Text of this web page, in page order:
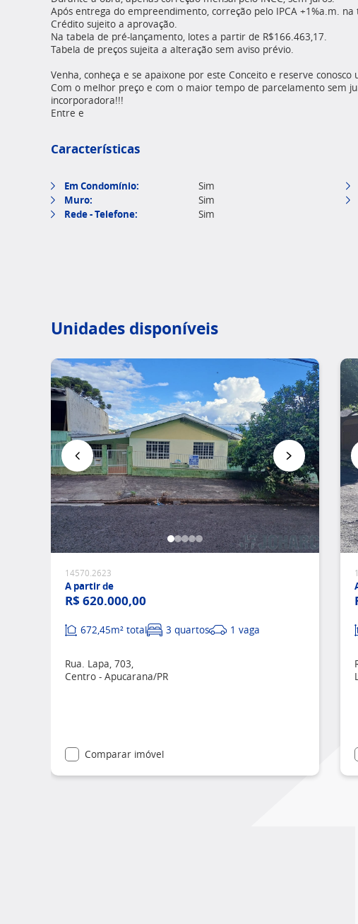
Após entrega do empreendimento, correção pelo IPCA +1%a.m. na
Crédito sujeito a aprovação.
Na tabela de pré-lançamento, lotes a partir de R$166.463,17.
Tabela de preços sujeita a alteração sem aviso prévio.
Venha, conheça e se apaixone por este Conceito e reserve conosco
Com o melhor preço e com o maior tempo de parcelamento sem
incorporadora!!!
Entre e
Características
Em Condomínio: Sim
Muro: Sim
Rede - Telefone: Sim
Unidades disponíveis
Favoritar
Comparar imóvel
14570.2623
A partir de
R$ 620.000,00
672,45m² total 3 quartos 1 vaga
Rua. Lapa, 703,
Centro - Apucarana/PR